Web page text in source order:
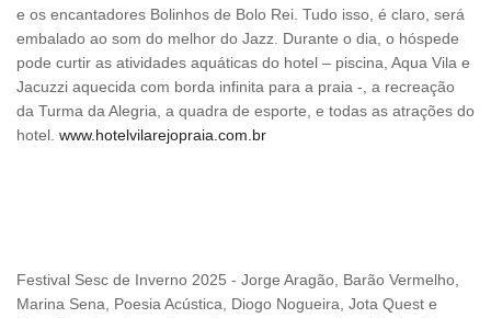
e os encantadores Bolinhos de Bolo Rei. Tudo isso, é claro, será
embalado ao som do melhor do Jazz. Durante o dia, o hóspede
pode curtir as atividades aquáticas do hotel – piscina, Aqua Vila e
Jacuzzi aquecida com borda infinita para a praia -, a recreação
da Turma da Alegria, a quadra de esporte, e todas as atrações do
hotel. www.hotelvilarejopraia.com.br
Festival Sesc de Inverno 2025 - Jorge Aragão, Barão Vermelho,
Marina Sena, Poesia Acústica, Diogo Nogueira, Jota Quest e